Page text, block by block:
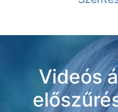
Videós